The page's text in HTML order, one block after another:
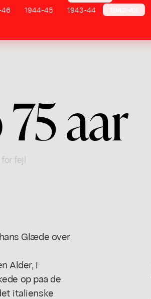
1944-45 1943-44
aar
fejl
Glæde over
Alder, i
op paa de
italienske